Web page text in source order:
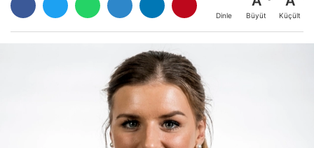
Dinle Büyüt Küçült